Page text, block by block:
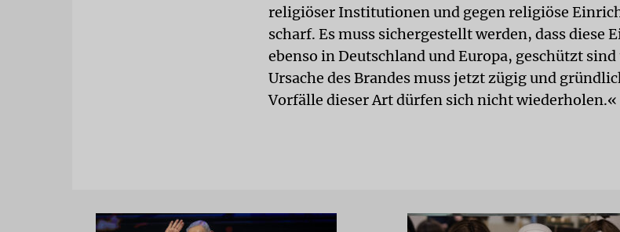
religiöser Institutionen und gegen religiöse
scharf. Es muss sichergestellt werden, dass diese
ebenso in Deutschland und Europa, geschützt
Ursache des Brandes muss jetzt zügig und
Vorfälle dieser Art dürfen sich nicht wiederholen.«